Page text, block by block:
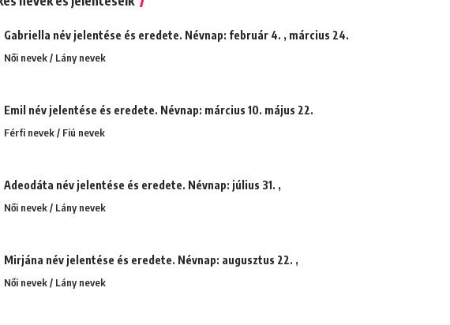
Gabriella név jelentése és eredete. Névnap: február 4. , március 24.
Női nevek / Lány nevek
Emil név jelentése és eredete. Névnap: március 10. május 22.
Férfi nevek / Fiú nevek
Adeodáta név jelentése és eredete. Névnap: július 31. ,
Női nevek / Lány nevek
Mirjána név jelentése és eredete. Névnap: augusztus 22. ,
Női nevek / Lány nevek